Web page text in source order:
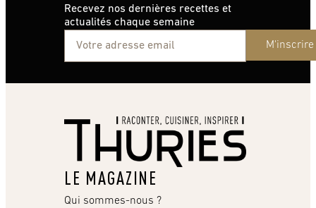
Recevez nos dernières recettes et
actualités chaque semaine
M'inscrire
LE MAGAZINE
Qui sommes-nous ?